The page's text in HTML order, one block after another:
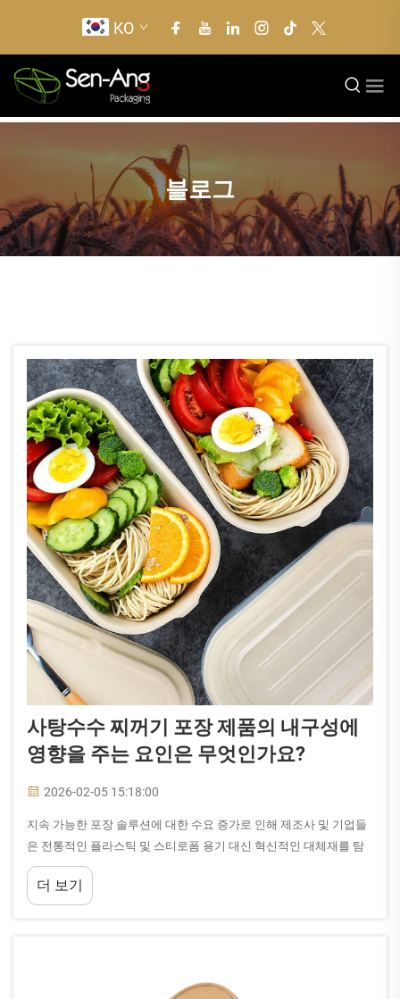
KO
블로그
사탕수수 찌꺼기 포장 제품의 내구성에
영향을 주는 요인은 무엇인가요?
2026-02-05 15:18:00
지속 가능한 포장 솔루션에 대한 수요 증가로 인해 제조사 및 기업들
은 전통적인 플라스틱 및 스티로폼 용기 대신 혁신적인 대체재를 탐
색하고 있다. 바가세(bagasse) 포장은 설탕수수 찌꺼기에서 유래된
선도적인 친환경 옵션으로 부상하였다...
더 보기